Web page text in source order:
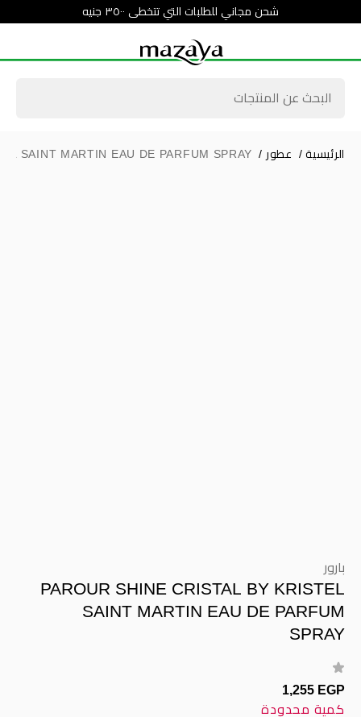
شحن مجاني للطلبات التي تتخطى ٣٥٠٠ جنيه
الرئيسية / عطور /
SAINT MARTIN EAU DE PARFUM SPRAY
بارور
PAROUR SHINE CRISTAL BY KRISTEL
SAINT MARTIN EAU DE PARFUM
SPRAY
1,255 EGP
كمية محدودة